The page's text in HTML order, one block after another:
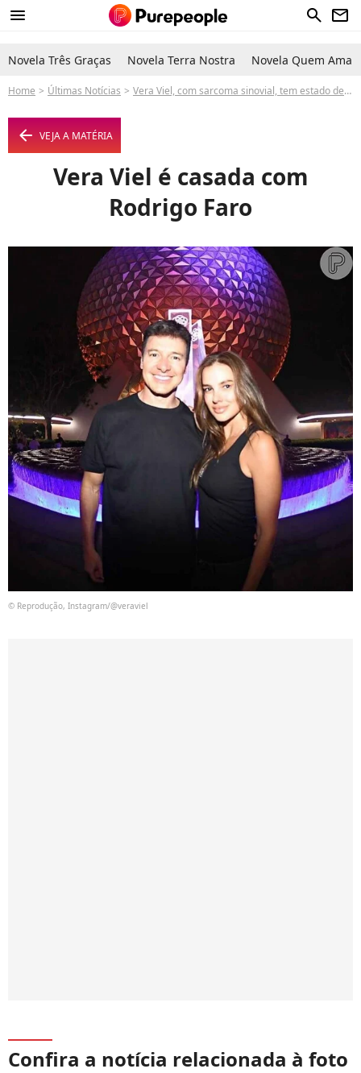
menu search newsletter
Novela Três Graças Novela Terra Nostra Novela Quem Ama
Home Últimas Notícias Vera Viel, com sarcoma sinovial, tem estado de saúde atualizado por Rodrigo Faro após cirurgia para retirada de tumor 11/10
arrow_left VEJA A MATÉRIA
Vera Viel é casada com
Rodrigo Faro
© Reprodução, Instagram/@veraviel
Confira a notícia relacionada à foto